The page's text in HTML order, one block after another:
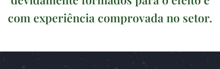
com experiência comprovada no setor.